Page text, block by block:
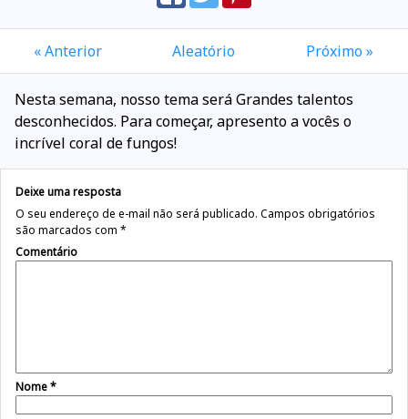
« Anterior Aleatório Próximo »
Nesta semana, nosso tema será Grandes talentos
desconhecidos. Para começar, apresento a vocês o
incrível coral de fungos!
Deixe uma resposta
O seu endereço de e-mail não será publicado. Campos obrigatórios
são marcados com *
Comentário
Nome*